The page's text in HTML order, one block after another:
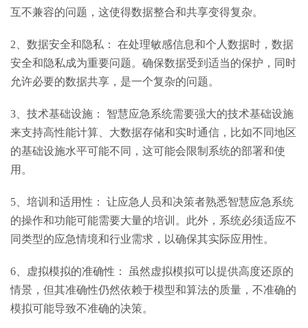
互不兼容的问题，这使得数据整合和共享变得复杂。
2、数据安全和隐私： 在处理敏感信息和个人数据时，数据
安全和隐私成为重要问题。确保数据受到适当的保护，同时
允许必要的数据共享，是一个复杂的问题。
3、技术基础设施： 智慧应急系统需要强大的技术基础设施
来支持高性能计算、大数据存储和实时通信，比如不同地区
的基础设施水平可能不同，这可能会限制系统的部署和使
用。
5、培训和适用性： 让应急人员和决策者熟悉智慧应急系统
的操作和功能可能需要大量的培训。此外，系统必须适应不
同类型的应急情境和行业需求，以确保其实际应用性。
6、虚拟模拟的准确性： 虽然虚拟模拟可以提供高度还原的
情景，但其准确性仍然依赖于模型和算法的质量，不准确的
模拟可能导致不准确的决策。